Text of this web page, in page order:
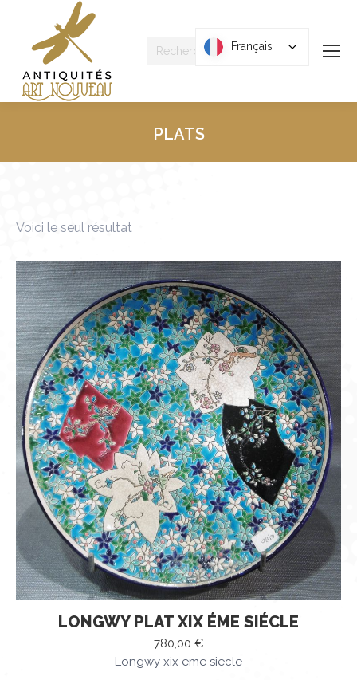
Recherche
PLATS
Voici le seul résultat
LONGWY PLAT XIX ÉME SIÉCLE
780,00 €
Longwy xix eme siecle
Français
Français